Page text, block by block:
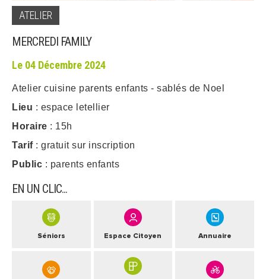
ATELIER
MERCREDI FAMILY
Le 04 Décembre 2024
Atelier cuisine parents enfants - sablés de Noel
Lieu : espace letellier
Horaire : 15h
Tarif: gratuit sur inscription
Public : parents enfants
EN UN CLIC...
Séniors Espace Citoyen Annuaire
ARRÊTÉS MUNICIPAUX